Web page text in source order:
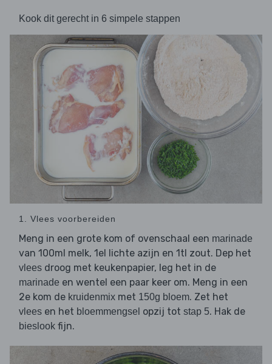
Kook dit gerecht in 6 simpele stappen
1. Vlees voorbereiden
Meng in een grote kom of ovenschaal een marinade
van 100ml melk, 1el lichte azijn en 1tl zout. Dep het
vlees droog met keukenpapier, leg het in de
marinade en wentel een paar keer om. Meng in een
2e kom de kruidenmix met 150g bloem. Zet het
vlees en het bloemmengsel opzij tot stap 5. Hak de
bieslook fijn.